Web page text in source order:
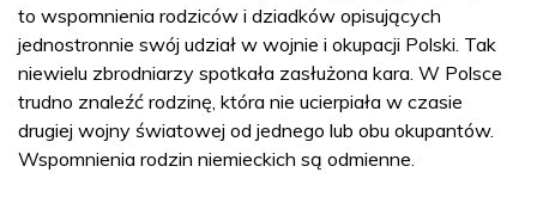
to wspomnienia rodziców i dziadków opisujących
jednostronnie swój udział w wojnie i okupacji Polski. Tak
niewielu zbrodniarzy spotkała zasłużona kara. W Polsce
trudno znaleźć rodzinę, która nie ucierpiała w czasie
drugiej wojny światowej od jednego lub obu okupantów.
Wspomnienia rodzin niemieckich są odmienne.